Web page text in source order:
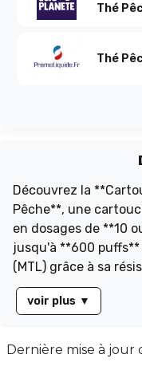
Thé
Thé
Découvrez la
Pêche**, une
en dosages de **10
jusqu'à **600
(MTL) grâce à sa
expérience similaire
traditionnelle avec
cartouche est idéale
voir plus ▼
Dernière mise à jour